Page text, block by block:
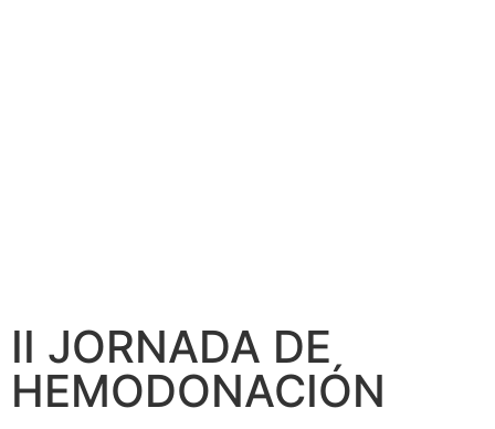
II JORNADA DE
HEMODONACIÓN